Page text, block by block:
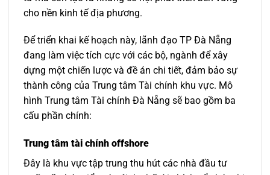
cho nền kinh tế địa phương.
Để triển khai kế hoạch này, lãnh đạo TP Đà Nẵng
đang làm việc tích cực với các bộ, ngành để xây
dựng một chiến lược và đề án chi tiết, đảm bảo sự
thành công của Trung tâm Tài chính khu vực. Mô
hình Trung tâm Tài chính Đà Nẵng sẽ bao gồm ba
cấu phần chính:
Trung tâm tài chính offshore
Đây là khu vực tập trung thu hút các nhà đầu tư